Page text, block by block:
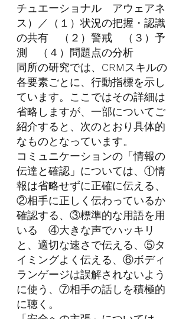
チュエーショナル　アウェアネ
ス）／（１）状況の把握・認識
の共有　（２）警戒　（３）予
測　（４）問題点の分析
同所の研究では、 CRM スキルの
各要素ごとに、行動指標を示し
ています。ここではその詳細は
省略しますが、一部についてご
紹介すると、次のとおり具体的
なものとなっています。
コミュニケーションの「情報の
伝達と確認」については、①情
報は省略せずに正確に伝える、
②相手に正しく伝わっているか
確認する、③標準的な用語を用
いる　④大きな声でハッキリ
と、適切な速さで伝える、⑤タ
イミングよく伝える、⑥ボディ
ランゲージは誤解されないよう
に使う、⑦相手の話しを積極的
に聴く。